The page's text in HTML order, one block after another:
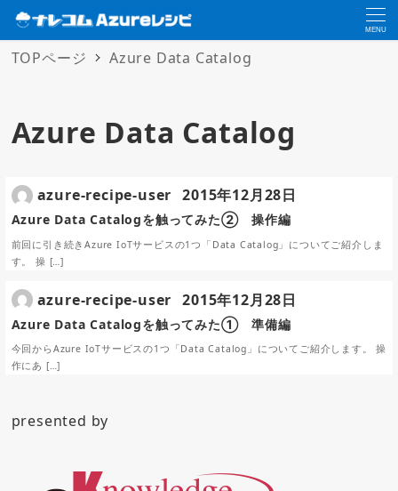
MENU
TOPページ Azure Data Catalog
Azure Data Catalog
Azure Data Catalogを触ってみた② 操作編
前回に引き続きAzure IoTサービスの1つ「Data Catalog」についてご紹介しま
す。 操 […]
azure-recipe-user 2015年12月28日
Azure Data Catalogを触ってみた① 準備編
今回からAzure IoTサービスの1つ「Data Catalog」についてご紹介します。 操
作にあ […]
azure-recipe-user 2015年12月28日
presented by